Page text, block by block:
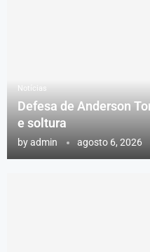
Notícias
Defesa de Anderson
e soltura
byadmin agosto 6, 2026